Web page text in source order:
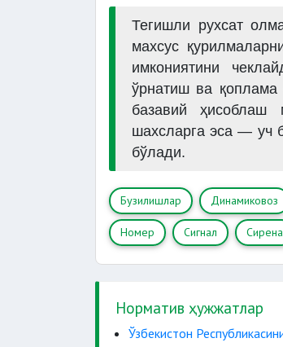
Тегишли рухсат
махсус
имкониятини
ўрнатиш ва
базавий ҳисоблаш
шахсларга эса — уч
бўлади.
Бузилишлар Динамиковоз
Номер Сигнал Сирена
Норматив ҳужжатлар
Ўзбекистон